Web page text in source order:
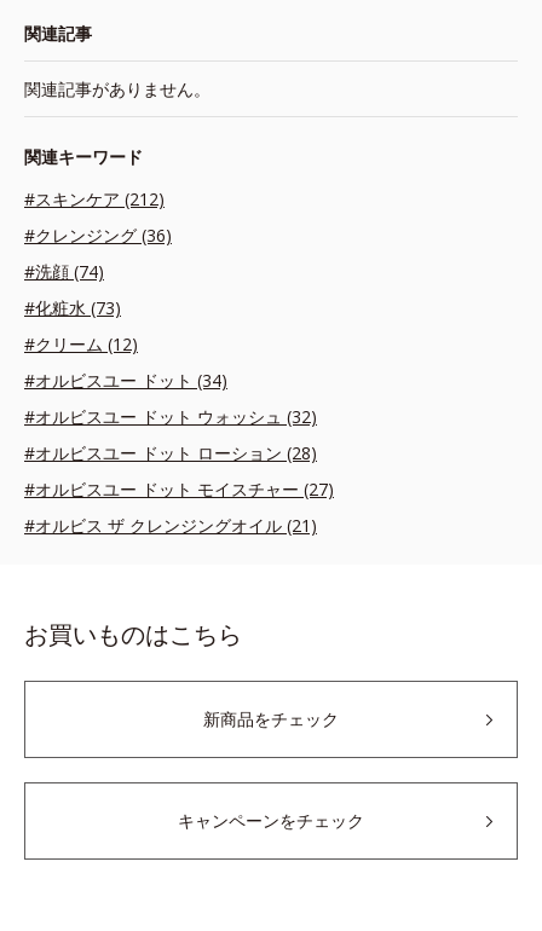
関連記事
関連記事がありません。
関連キーワード
#スキンケア (212)
#クレンジング (36)
#洗顔 (74)
#化粧水 (73)
#クリーム (12)
#オルビスユー ドット (34)
#オルビスユー ドット ウォッシュ (32)
#オルビスユー ドット ローション (28)
#オルビスユー ドット モイスチャー (27)
#オルビス ザ クレンジングオイル (21)
お買いものはこちら
新商品をチェック
キャンペーンをチェック